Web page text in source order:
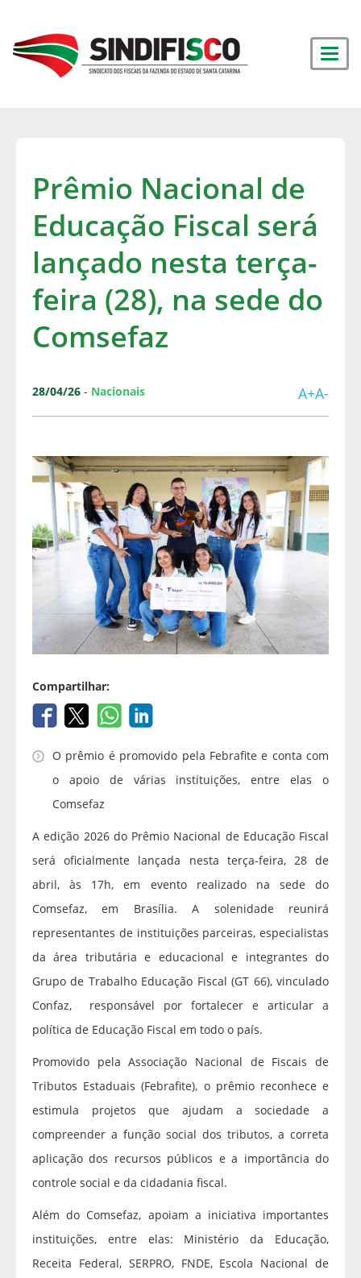
Prêmio Nacional de
Educação Fiscal será
lançado nesta terça-
feira (28), na sede do
Comsefaz
28/04/26 - Nacionais A+A-
Compartilhar:
O prêmio é promovido pela Febrafite e conta com
o apoio de várias instituições, entre elas o
Comsefaz
A edição 2026 do Prêmio Nacional de Educação Fiscal
será oficialmente lançada nesta terça-feira, 28 de
abril, às 17h, em evento realizado na sede do
Comsefaz, em Brasília. A solenidade reunirá
representantes de instituições parceiras, especialistas
da área tributária e educacional e integrantes do
Grupo de Trabalho Educação Fiscal (GT 66), vinculado
Confaz, responsável por fortalecer e articular a
política de Educação Fiscal em todo o país.
Promovido pela Associação Nacional de Fiscais de
Tributos Estaduais (Febrafite), o prêmio reconhece e
estimula projetos que ajudam a sociedade a
compreender a função social dos tributos, a correta
aplicação dos recursos públicos e a importância do
controle social e da cidadania fiscal.
Além do Comsefaz, apoiam a iniciativa importantes
instituições, entre elas: Ministério da Educação,
Receita Federal, SERPRO, FNDE, Escola Nacional de